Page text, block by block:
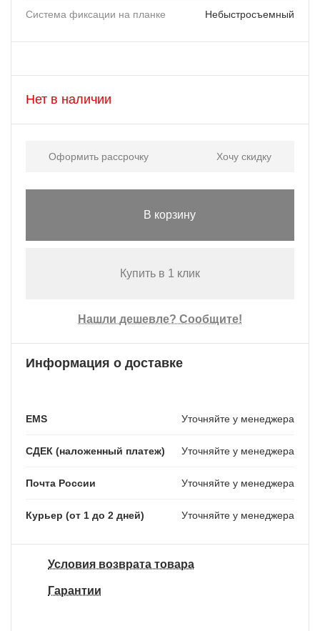
Система фиксации на планке Небыстросъемный
Нет в наличии
Оформить рассрочку Хочу скидку
В корзину
Купить в 1 клик
Нашли дешевле? Сообщите!
Информация о доставке
EMS Уточняйте у менеджера
СДЕК (наложенный платеж) Уточняйте у менеджера
Почта России Уточняйте у менеджера
Курьер (от 1 до 2 дней) Уточняйте у менеджера
Условия возврата товара
Гарантии